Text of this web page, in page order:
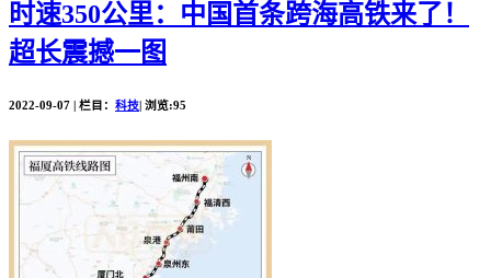
时速350公里：中国首条跨海高铁来了！
超长震撼一图
2022-09-07 | 栏目： 科技| 浏览:95